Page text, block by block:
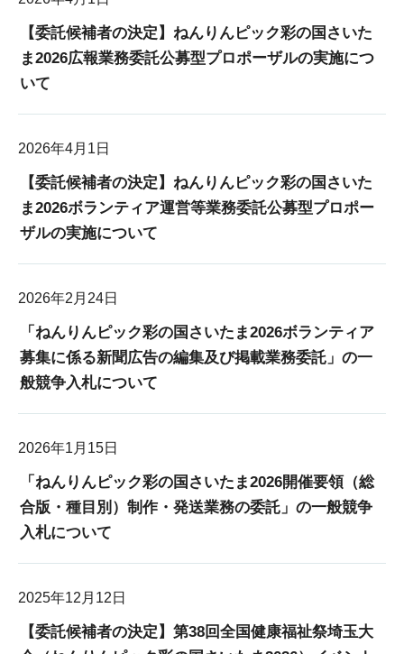
【委託候補者の決定】ねんりんピック彩の国さいた
ま2026広報業務委託公募型プロポーザルの実施につ
いて
2026年4月1日
【委託候補者の決定】ねんりんピック彩の国さいた
ま2026ボランティア運営等業務委託公募型プロポー
ザルの実施について
2026年2月24日
「ねんりんピック彩の国さいたま2026ボランティア
募集に係る新聞広告の編集及び掲載業務委託」の一
般競争入札について
2026年1月15日
「ねんりんピック彩の国さいたま2026開催要領（総
合版・種目別）制作・発送業務の委託」の一般競争
入札について
2025年12月12日
【委託候補者の決定】第38回全国健康福祉祭埼玉大